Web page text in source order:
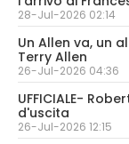
28-Jul-2026 02:14
Un Allen va, un
Terry Allen
26-Jul-2026 04:36
UFFICIALE-
d'uscita
26-Jul-2026 12:15